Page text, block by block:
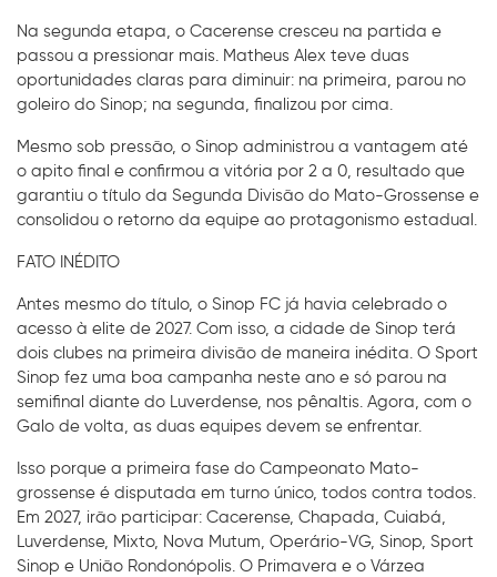
Na segunda etapa, o Cacerense cresceu na partida e
passou a pressionar mais. Matheus Alex teve duas
oportunidades claras para diminuir: na primeira, parou no
goleiro do Sinop; na segunda, finalizou por cima.
Mesmo sob pressão, o Sinop administrou a vantagem até
o apito final e confirmou a vitória por 2 a 0, resultado que
garantiu o título da Segunda Divisão do Mato-Grossense e
consolidou o retorno da equipe ao protagonismo estadual.
FATO INÉDITO
Antes mesmo do título, o Sinop FC já havia celebrado o
acesso à elite de 2027. Com isso, a cidade de Sinop terá
dois clubes na primeira divisão de maneira inédita. O Sport
Sinop fez uma boa campanha neste ano e só parou na
semifinal diante do Luverdense, nos pênaltis. Agora, com o
Galo de volta, as duas equipes devem se enfrentar.
Isso porque a primeira fase do Campeonato Mato-
grossense é disputada em turno único, todos contra todos.
Em 2027, irão participar: Cacerense, Chapada, Cuiabá,
Luverdense, Mixto, Nova Mutum, Operário-VG, Sinop, Sport
Sinop e União Rondonópolis. O Primavera e o Várzea